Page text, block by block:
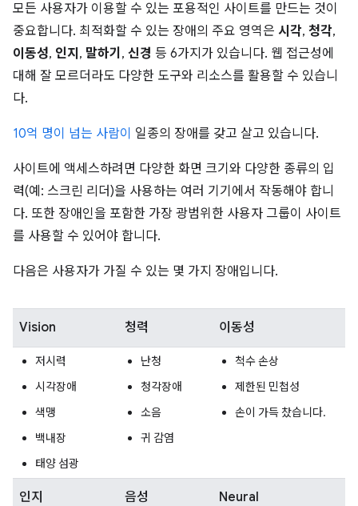
모든 사용자가 이용할 수 있는 포용적인 사이트를 만드는 것이
중요합니다. 최적화할 수 있는 장애의 주요 영역은 시각, 청각,
이동성, 인지 , 말하기 , 신경 등 6가지가 있습니다. 웹 접근성에
대해 잘 모르더라도 다양한 도구와 리소스를 활용할 수 있습니
다.
10억 명이 넘는 사람이 일종의 장애를 갖고 살고 있습니다.
사이트에 액세스하려면 다양한 화면 크기와 다양한 종류의 입
력(예: 스크린 리더)을 사용하는 여러 기기에서 작동해야 합니
다. 또한 장애인을 포함한 가장 광범위한 사용자 그룹이 사이트
를 사용할 수 있어야 합니다.
다음은 사용자가 가질 수 있는 몇 가지 장애입니다.
Vision 청력 이동성
저시력
시각장애
색맹
백내장
태양 섬광
난청
청각장애
소음
귀 감염
척수 손상
제한된 민첩성
손이 가득 찼습니다.
인지 음성 Neural